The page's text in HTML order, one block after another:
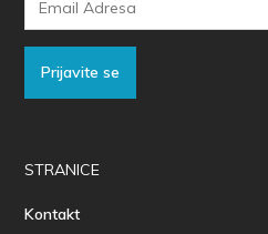
Prijavite se
STRANICE
Kontakt